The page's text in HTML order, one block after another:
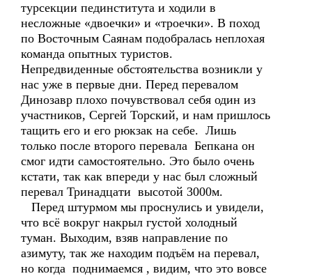
турсекции пединститута и ходили в
несложные «двоечки» и «троечки». В поход
по Восточным Саянам подобралась неплохая
команда опытных туристов.
Непредвиденные обстоятельства возникли у
нас уже в первые дни. Перед перевалом
Динозавр плохо почувствовал себя один из
участников, Сергей Торский, и нам пришлось
тащить его и его рюкзак на себе. Лишь
только после второго перевала Бепкана он
смог идти самостоятельно. Это было очень
кстати, так как впереди у нас был сложный
перевал Тринадцати высотой 3000м.
Перед штурмом мы проснулись и увидели,
что всё вокруг накрыл густой холодный
туман. Выходим, взяв направление по
азимуту, так же находим подъём на перевал,
но когда поднимаемся , видим, что это вовсе